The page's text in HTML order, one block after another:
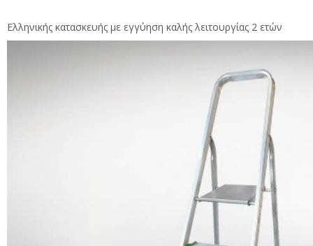
Ελληνικής κατασκευής με εγγύηση καλής λειτουργίας 2 ετών